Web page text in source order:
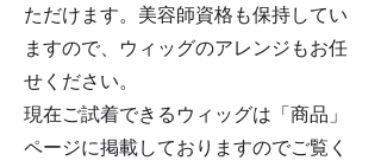
ただけます。美容師資格も保持してい
ますので、ウィッグのアレンジもお任
せください。
現在ご試着できるウィッグは「商品」
ページに掲載しておりますのでご覧く